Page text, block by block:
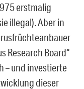
erstmalig
illegal). Aber in
Research Board“
– und investierte
dieser